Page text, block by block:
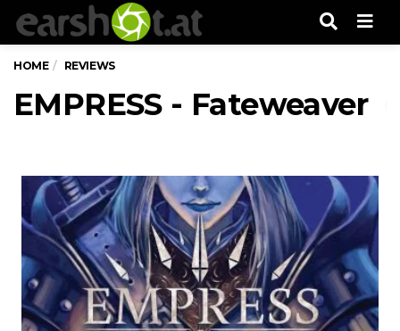
HOME REVIEWS
EMPRESS - Fateweaver